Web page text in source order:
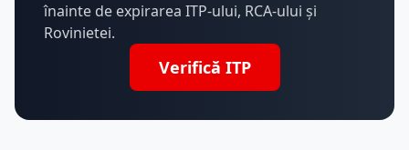
înainte de expirarea ITP-ului, RCA-ului și
Rovinietei.
Verifică ITP